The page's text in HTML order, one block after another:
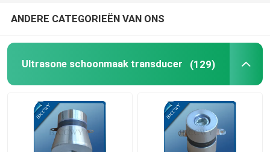
Piezo Ceramisch Element
Ultrasone Schoonheidsomvormer
Ultrasone Impedantie
ANDERE CATEGORIEËN VAN ONS
Ultrasone schoonmaak transducer (129)